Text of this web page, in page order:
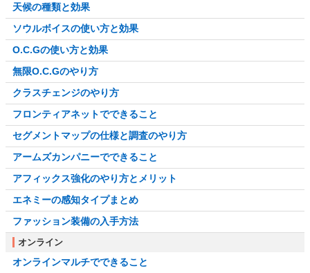
天候の種類と効果
ソウルボイスの使い方と効果
O.C.Gの使い方と効果
無限O.C.Gのやり方
クラスチェンジのやり方
フロンティアネットでできること
セグメントマップの仕様と調査のやり方
アームズカンパニーでできること
アフィックス強化のやり方とメリット
エネミーの感知タイプまとめ
ファッション装備の入手方法
オンライン
オンラインマルチでできること